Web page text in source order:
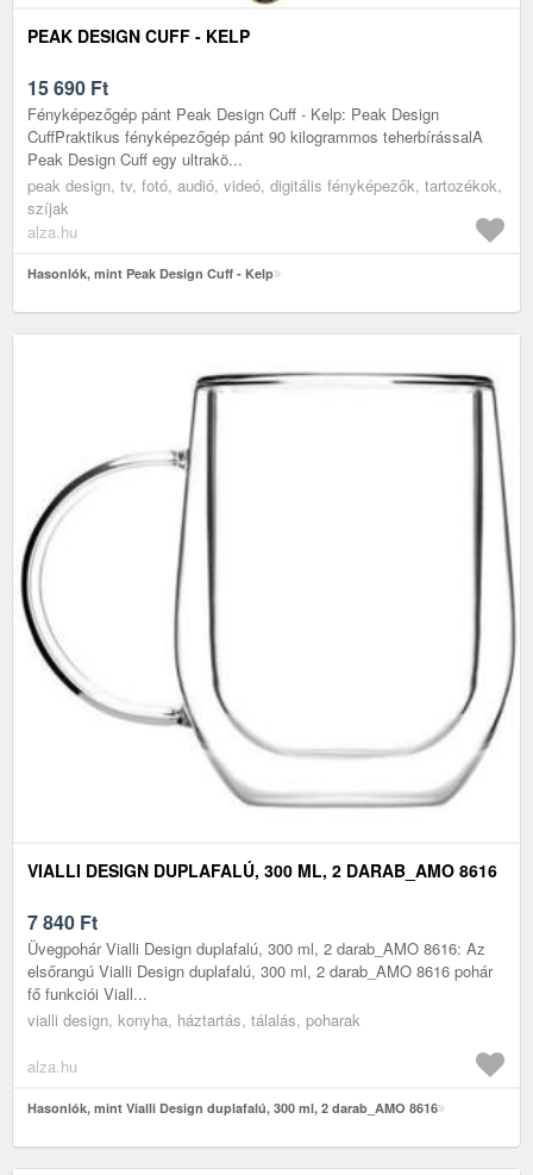
PEAK DESIGN CUFF - KELP
15 690 Ft
Fényképezőgép pánt Peak Design Cuff - Kelp: Peak Design
CuffPraktikus fényképezőgép pánt 90 kilogrammos teherbírássalA
Peak Design Cuff egy ultrakö...
peak design, tv, fotó, audió, videó, digitális fényképezők, tartozékok,
szíjak
alza.hu
Hasonlók, mint Peak Design Cuff - Kelp
VIALLI DESIGN DUPLAFALÚ, 300 ML, 2 DARAB_AMO 8616
7 840 Ft
Üvegpohár Vialli Design duplafalú, 300 ml, 2 darab_AMO 8616: Az
elsőrangú Vialli Design duplafalú, 300 ml, 2 darab_AMO 8616 pohár
fő funkciói Viall...
vialli design, konyha, háztartás, tálalás, poharak
alza.hu
Hasonlók, mint Vialli Design duplafalú, 300 ml, 2 darab_AMO 8616